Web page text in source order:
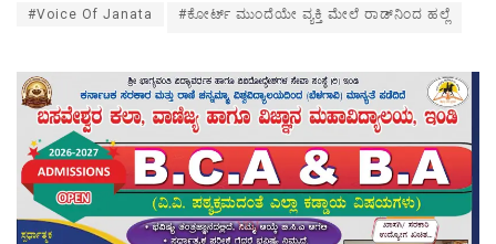
#Voice Of Janata #ಕೋರ್ಟ್ ಮುಂದೆಯೇ ವ್ಯಕ್ತಿ ಮೇಲೆ ರಾಡ್‌ನಿಂದ ಹಲ್ಲೆ